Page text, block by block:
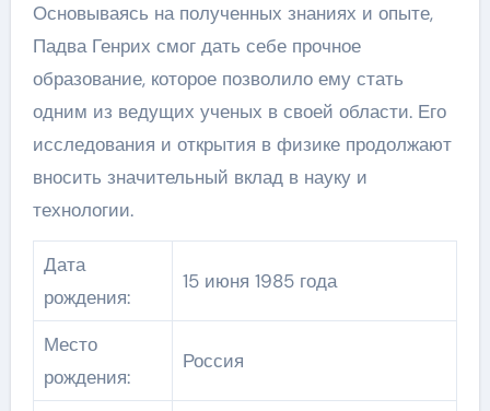
Основываясь на полученных знаниях и опыте,
Падва Генрих смог дать себе прочное
образование, которое позволило ему стать
одним из ведущих ученых в своей области. Его
исследования и открытия в физике продолжают
вносить значительный вклад в науку и
технологии.
Дата
рождения:
15 июня 1985 года
Место
рождения:
Россия